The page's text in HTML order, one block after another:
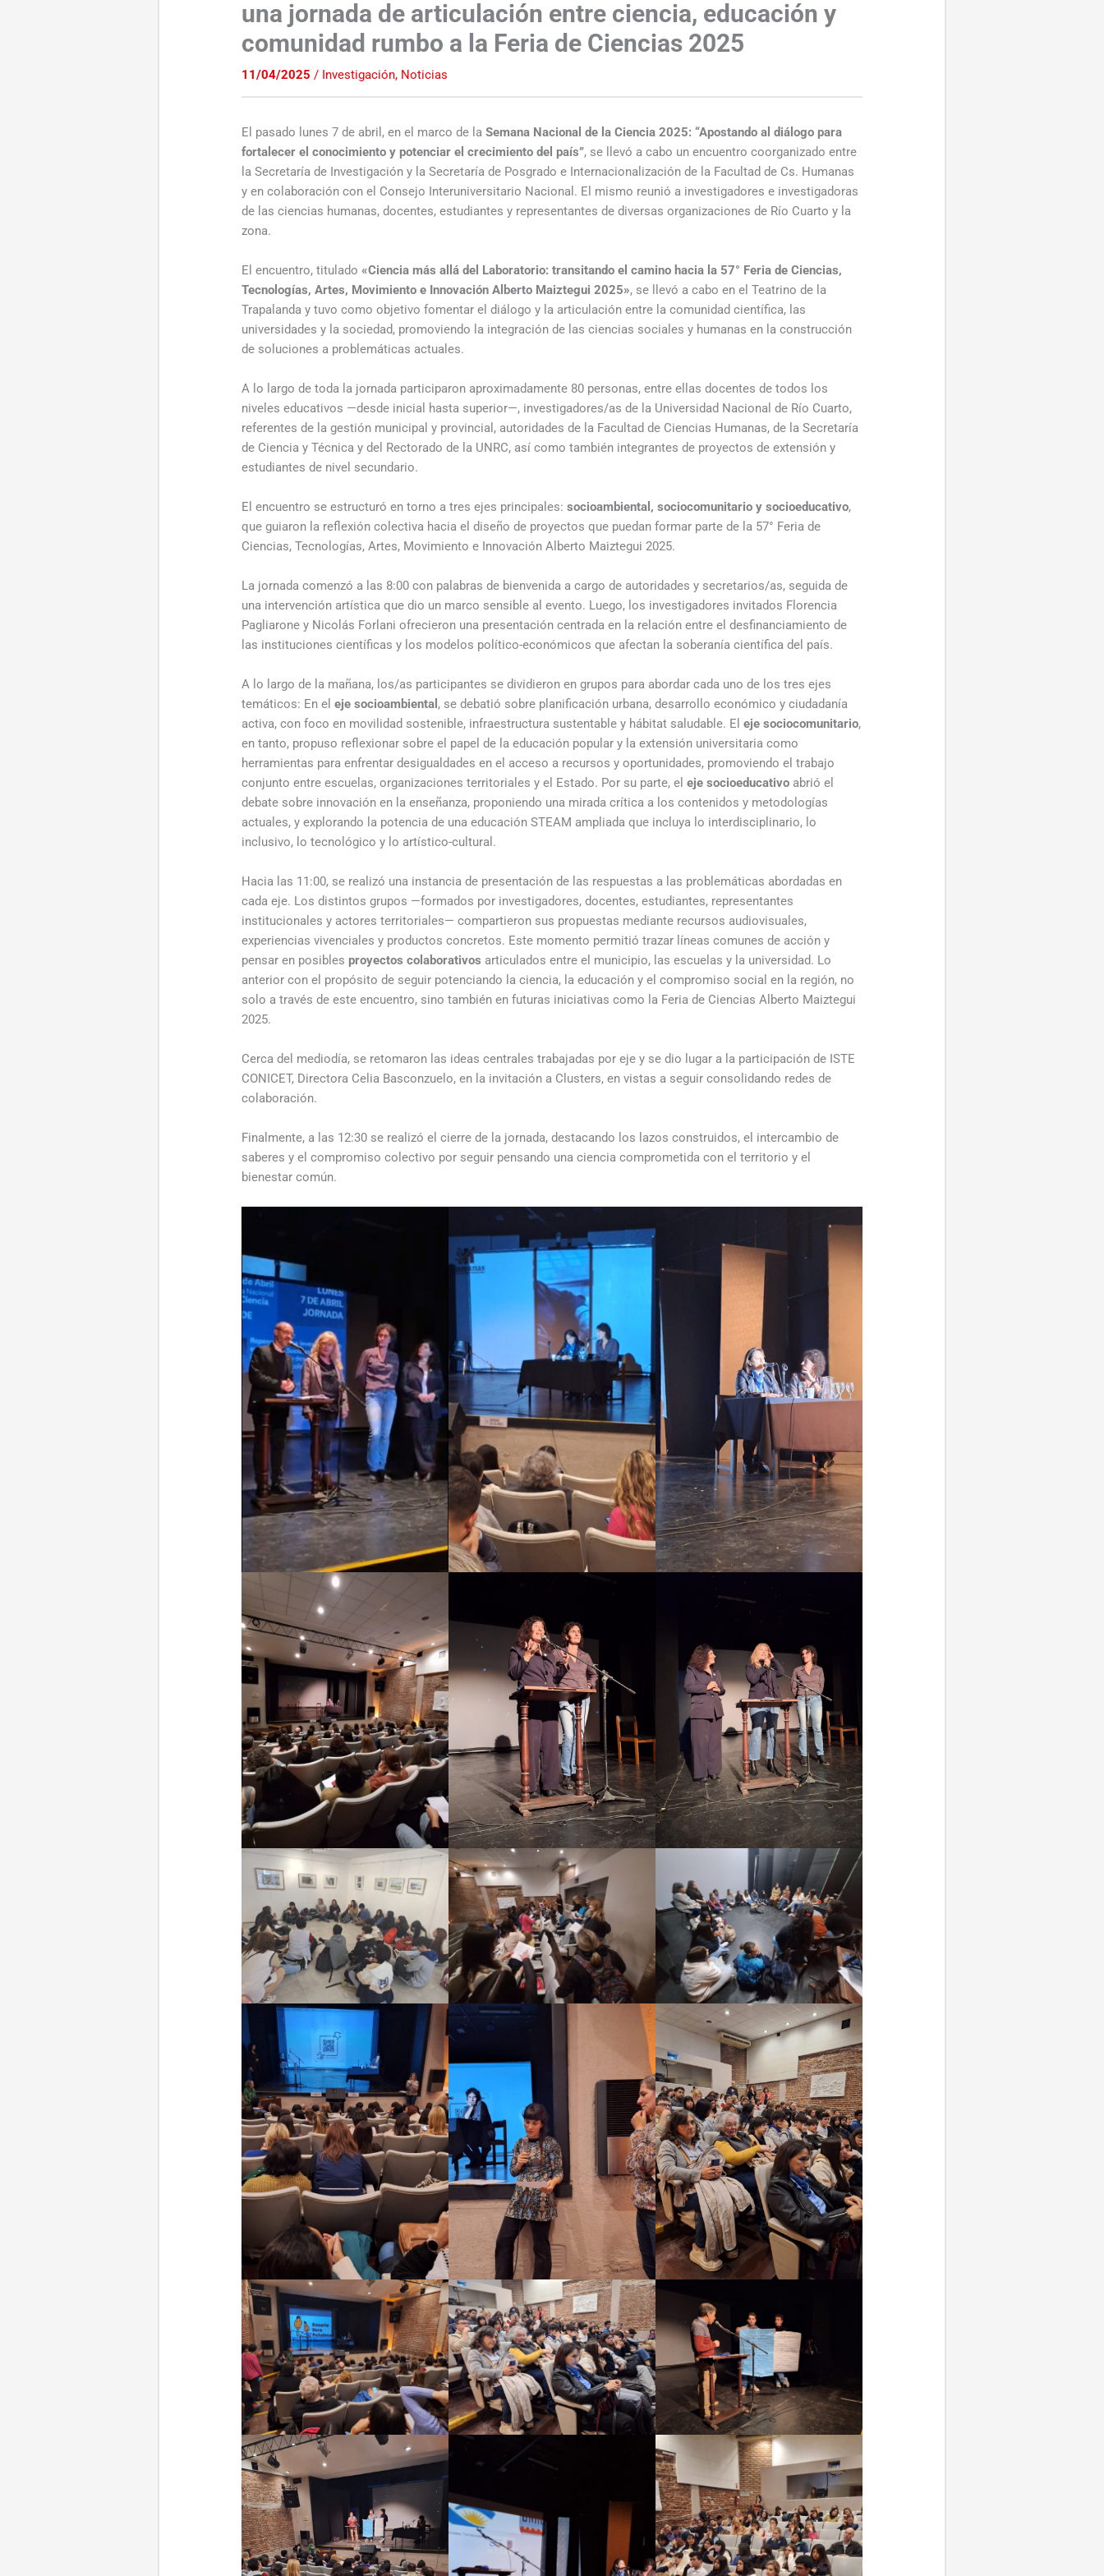
una jornada de articulación entre ciencia, educación y
comunidad rumbo a la Feria de Ciencias 2025
11/04/2025/ Investigación, Noticias
El pasado lunes 7 de abril, en el marco de laSemana Nacional de la Ciencia 2025: “Apostando al diálogo para
fortalecer el conocimiento y potenciar el crecimiento del país”, se llevó a cabo un encuentro coorganizado entre
la Secretaría de Investigación y la Secretaría de Posgrado e Internacionalización de la Facultad de Cs. Humanas
y en colaboración con el Consejo Interuniversitario Nacional. El mismo reunió a investigadores e investigadoras
de las ciencias humanas, docentes, estudiantes y representantes de diversas organizaciones de Río Cuarto y la
zona.
El encuentro, titulado «Ciencia más allá del Laboratorio: transitando el camino hacia la 57° Feria de Ciencias,
Tecnologías, Artes, Movimiento e Innovación Alberto Maiztegui 2025», se llevó a cabo en el Teatrino de la
Trapalanda y tuvo como objetivo fomentar el diálogo y la articulación entre la comunidad científica, las
universidades y la sociedad, promoviendo la integración de las ciencias sociales y humanas en la construcción
de soluciones a problemáticas actuales.
A lo largo de toda la jornada participaron aproximadamente 80 personas, entre ellas docentes de todos los
niveles educativos —desde inicial hasta superior—, investigadores/as de la Universidad Nacional de Río Cuarto,
referentes de la gestión municipal y provincial, autoridades de la Facultad de Ciencias Humanas, de la Secretaría
de Ciencia y Técnica y del Rectorado de la UNRC, así como también integrantes de proyectos de extensión y
estudiantes de nivel secundario.
El encuentro se estructuró en torno a tres ejes principales:socioambiental, sociocomunitario y socioeducativo,
que guiaron la reflexión colectiva hacia el diseño de proyectos que puedan formar parte de la 57° Feria de
Ciencias, Tecnologías, Artes, Movimiento e Innovación Alberto Maiztegui 2025.
La jornada comenzó a las 8:00 con palabras de bienvenida a cargo de autoridades y secretarios/as, seguida de
una intervención artística que dio un marco sensible al evento. Luego, los investigadores invitados Florencia
Pagliarone y Nicolás Forlani ofrecieron una presentación centrada en la relación entre el desfinanciamiento de
las instituciones científicas y los modelos político-económicos que afectan la soberanía científica del país.
A lo largo de la mañana, los/as participantes se dividieron en grupos para abordar cada uno de los tres ejes
temáticos: En eleje socioambiental , se debatió sobre planificación urbana, desarrollo económico y ciudadanía
activa, con foco en movilidad sostenible, infraestructura sustentable y hábitat saludable. Eleje sociocomunitario,
en tanto, propuso reflexionar sobre el papel de la educación popular y la extensión universitaria como
herramientas para enfrentar desigualdades en el acceso a recursos y oportunidades, promoviendo el trabajo
conjunto entre escuelas, organizaciones territoriales y el Estado. Por su parte, eleje socioeducativo abrió el
debate sobre innovación en la enseñanza, proponiendo una mirada crítica a los contenidos y metodologías
actuales, y explorando la potencia de una educación STEAM ampliada que incluya lo interdisciplinario, lo
inclusivo, lo tecnológico y lo artístico-cultural.
Hacia las 11:00, se realizó una instancia de presentación de las respuestas a las problemáticas abordadas en
cada eje. Los distintos grupos —formados por investigadores, docentes, estudiantes, representantes
institucionales y actores territoriales— compartieron sus propuestas mediante recursos audiovisuales,
experiencias vivenciales y productos concretos. Este momento permitió trazar líneas comunes de acción y
pensar en posiblesproyectos colaborativos articulados entre el municipio, las escuelas y la universidad. Lo
anterior con el propósito de seguir potenciando la ciencia, la educación y el compromiso social en la región, no
solo a través de este encuentro, sino también en futuras iniciativas como la Feria de Ciencias Alberto Maiztegui
2025.
Cerca del mediodía, se retomaron las ideas centrales trabajadas por eje y se dio lugar a la participación de ISTE
CONICET, Directora Celia Basconzuelo, en la invitación a Clusters, en vistas a seguir consolidando redes de
colaboración.
Finalmente, a las 12:30 se realizó el cierre de la jornada, destacando los lazos construidos, el intercambio de
saberes y el compromiso colectivo por seguir pensando una ciencia comprometida con el territorio y el
bienestar común.